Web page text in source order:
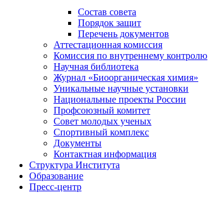
Состав совета
Порядок защит
Перечень документов
Аттестационная комиссия
Комиссия по внутреннему контролю
Научная библиотека
Журнал «Биоорганическая химия»
Уникальные научные установки
Национальные проекты России
Профсоюзный комитет
Совет молодых ученых
Спортивный комплекс
Документы
Контактная информация
Структура Института
Образование
Пресс-центр